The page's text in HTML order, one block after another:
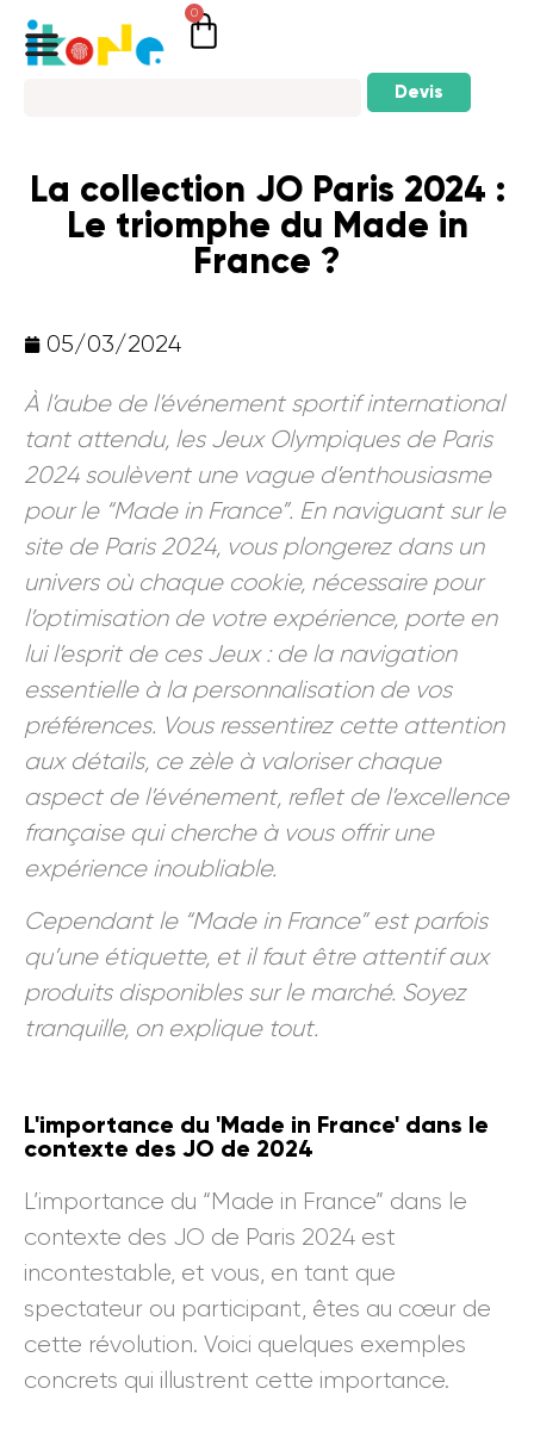
0
Devis
La collection JO Paris 2024 :
Le triomphe du Made in
France ?
05/03/2024
À l’aube de l’événement sportif international
tant attendu, les Jeux Olympiques de Paris
2024 soulèvent une vague d’enthousiasme
pour le “Made in France”. En naviguant sur le
site de Paris 2024, vous plongerez dans un
univers où chaque cookie, nécessaire pour
l’optimisation de votre expérience, porte en
lui l’esprit de ces Jeux : de la navigation
essentielle à la personnalisation de vos
préférences. Vous ressentirez cette attention
aux détails, ce zèle à valoriser chaque
aspect de l’événement, reflet de l’excellence
française qui cherche à vous offrir une
expérience inoubliable.
Cependant le “Made in France” est parfois
qu’une étiquette, et il faut être attentif aux
produits disponibles sur le marché. Soyez
tranquille, on explique tout.
L'importance du 'Made in France' dans le
contexte des JO de 2024
L’importance du “Made in France” dans le
contexte des JO de Paris 2024 est
incontestable, et vous, en tant que
spectateur ou participant, êtes au cœur de
cette révolution. Voici quelques exemples
concrets qui illustrent cette importance.